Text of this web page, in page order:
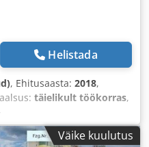
Helistada
, Ehitusaasta: 2018,
täielikult töökorras,
Väike kuulutus